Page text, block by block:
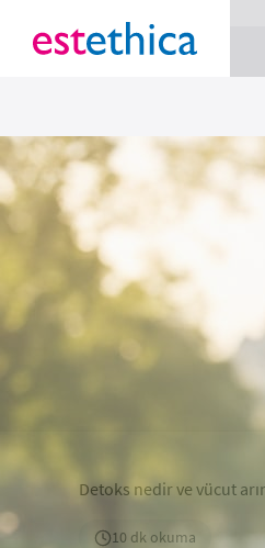
Detoks nedir ve vücut
10 dk okuma